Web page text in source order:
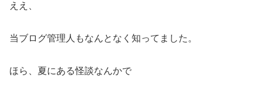
ええ、
当ブログ管理人もなんとなく知ってました。
ほら、夏にある怪談なんかで